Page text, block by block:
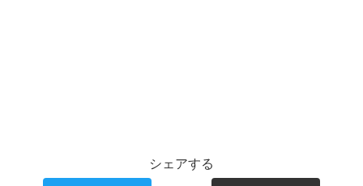
シェアする